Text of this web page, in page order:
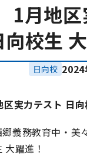
1月地
校生
日向校
区実力テスト 日
義務教育中・美
躍進！